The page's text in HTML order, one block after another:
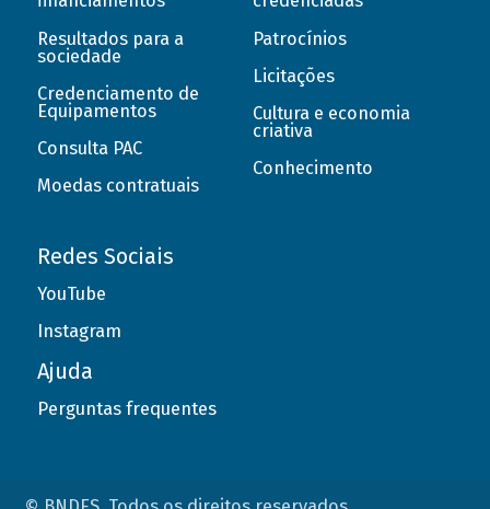
Resultados para a
sociedade
Credenciamento de
Equipamentos
Consulta PAC
Moedas contratuais
Patrocínios
Licitações
Cultura e economia
criativa
Conhecimento
Redes Sociais
YouTube
Instagram
Ajuda
Perguntas frequentes